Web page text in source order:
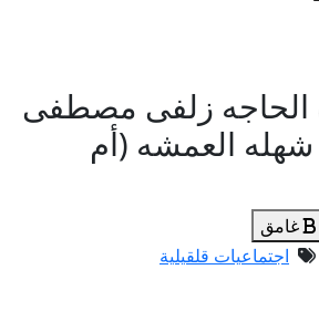
الحاجه زلفى مصطفى
العمشه (أم
غامق
اجتماعيات قلقيلية